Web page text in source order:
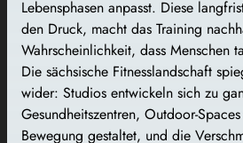
Lebensphasen anpasst. Diese
den Druck, macht das Training
Wahrscheinlichkeit, dass Menschen
Die sächsische Fitnesslandschaft
wider: Studios entwickeln sich zu
Gesundheitszentren, Outdoor-
Bewegung gestaltet, und die